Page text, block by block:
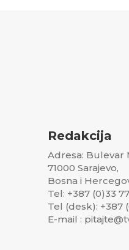
Redakcija
Adresa: Bulevar
71000 Sarajevo,
Bosna i
Tel: +387 (0)33
Tel (desk): +387
E-mail :